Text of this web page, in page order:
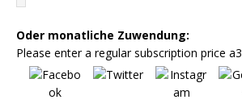
Oder monatliche Zuwendung:
Please enter a regular subscription price a3